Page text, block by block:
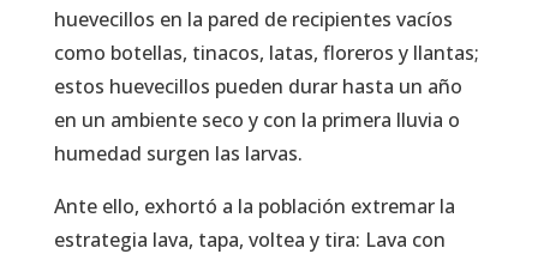
huevecillos en la pared de recipientes vacíos
como botellas, tinacos, latas, floreros y llantas;
estos huevecillos pueden durar hasta un año
en un ambiente seco y con la primera lluvia o
humedad surgen las larvas.
Ante ello, exhortó a la población extremar la
estrategia lava, tapa, voltea y tira: Lava con